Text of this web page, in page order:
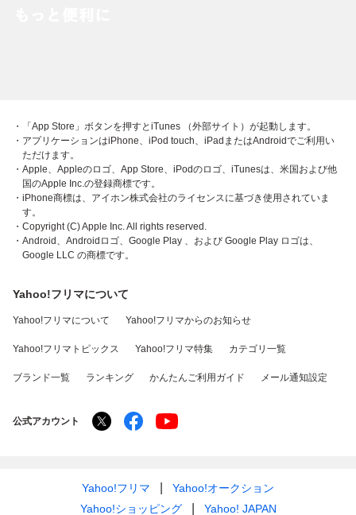
・「App Store」ボタンを押すとiTunes （外部サイト）が起動します。
・アプリケーションはiPhone、iPod touch、iPadまたはAndroidでご利用い
ただけます。
・Apple、Appleのロゴ、App Store、iPodのロゴ、iTunesは、米国および他
国のApple Inc.の登録商標です。
・iPhone商標は、アイホン株式会社のライセンスに基づき使用されていま
す。
・Copyright (C) Apple Inc. All rights reserved.
・Android、Androidロゴ、Google Play 、および Google Play ロゴは、
Google LLC の商標です。
Yahoo!フリマについて
Yahoo!フリマについて Yahoo!フリマからのお知らせ
Yahoo!フリマトピックス Yahoo!フリマ特集 カテゴリ一覧
ブランド一覧 ランキング かんたんご利用ガイド メール通知設定
公式アカウント
Yahoo!フリマ
Yahoo!オークション
Yahoo!ショッピング
Yahoo! JAPAN